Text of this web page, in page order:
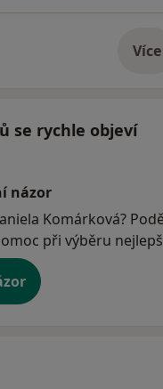
Více
o
se rychle objeví
názor
Komárková?
při výběru